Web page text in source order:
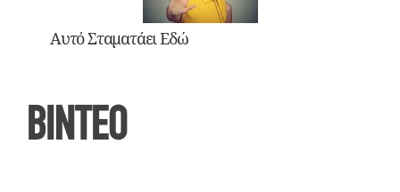
Αυτό Σταματάει Εδώ
ΒΙΝΤΕΟ